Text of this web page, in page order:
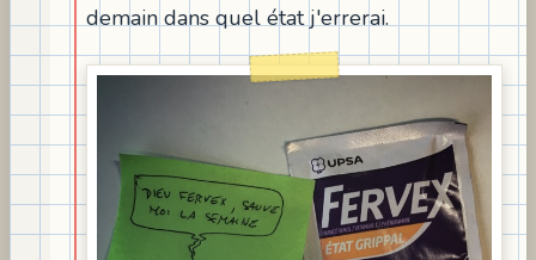
demain dans quel état j'errerai.